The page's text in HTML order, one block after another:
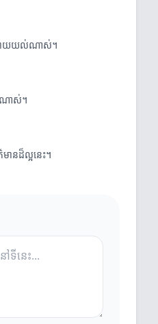
ងាយយល់ណាស់។
ណាស់។
នដ៏ល្អនេះ។